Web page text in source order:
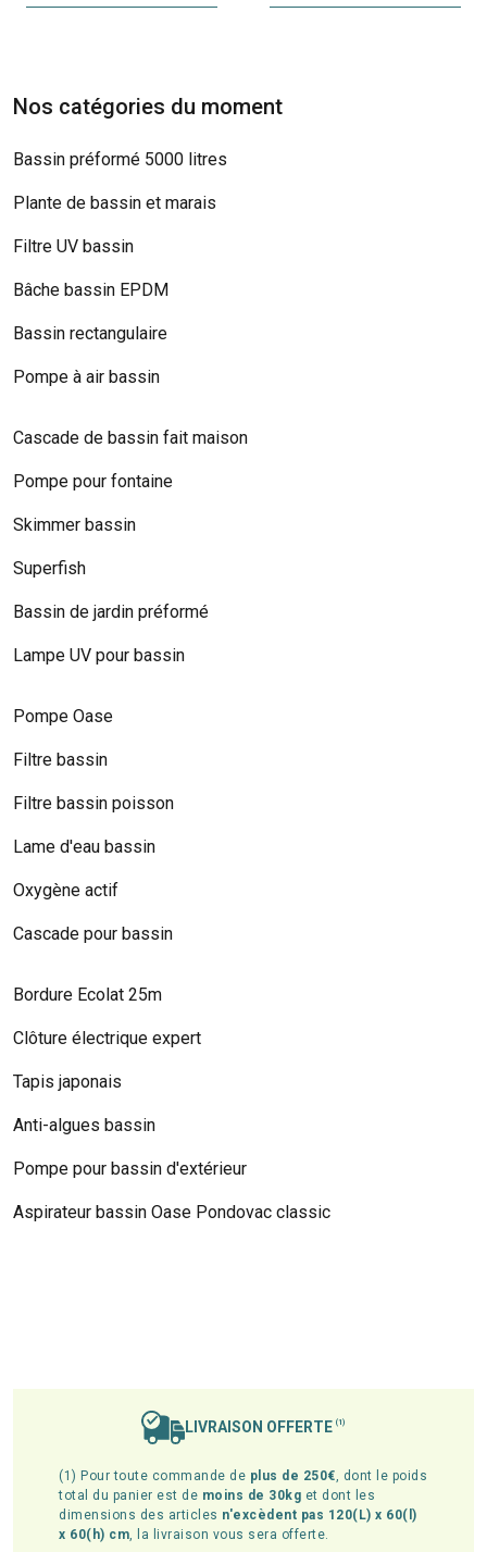
Nos catégories du moment
Bassin préformé 5000 litres
Plante de bassin et marais
Filtre UV bassin
Bâche bassin EPDM
Bassin rectangulaire
Pompe à air bassin
Cascade de bassin fait maison
Pompe pour fontaine
Skimmer bassin
Superfish
Bassin de jardin préformé
Lampe UV pour bassin
Pompe Oase
Filtre bassin
Filtre bassin poisson
Lame d'eau bassin
Oxygène actif
Cascade pour bassin
Bordure Ecolat 25m
Clôture électrique expert
Tapis japonais
Anti-algues bassin
Pompe pour bassin d'extérieur
Aspirateur bassin Oase Pondovac classic
LIVRAISON OFFERTE (1)
(1) Pour toute commande de plus de 250€, dont le poids
total du panier est de moins de 30kg et dont les
dimensions des articles n'excèdent pas 120(L) x 60(l)
x 60(h) cm, la livraison vous sera offerte.